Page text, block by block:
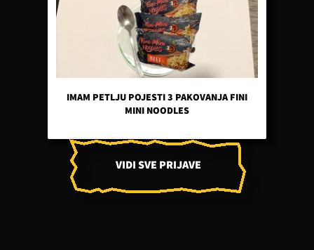
IMAM PETLJU POJESTI 3 PAKOVANJA FINI
MINI NOODLES
VIDI SVE PRIJAVE